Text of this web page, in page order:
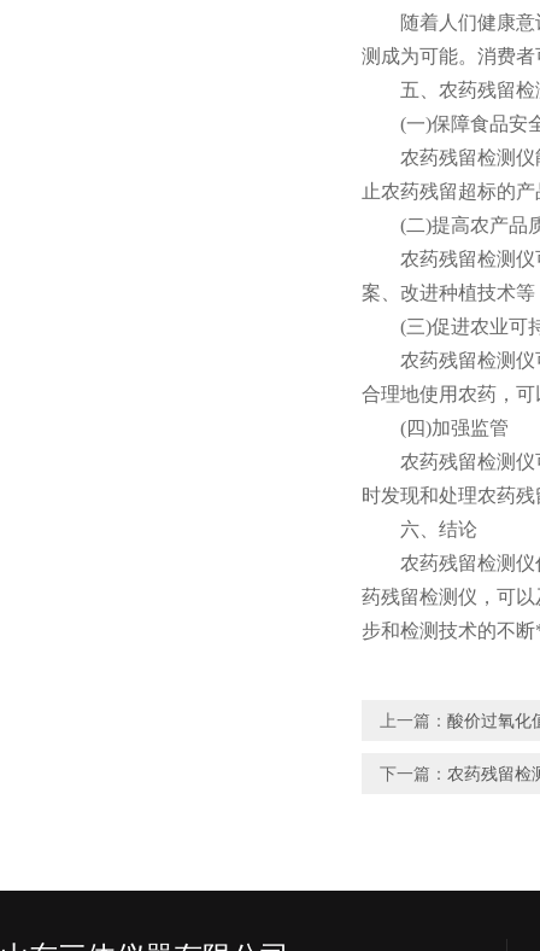
随着人们健康意识
测成为可能。消费
五、农药残留检
(一)保障食品安
农药残留检测仪能
止农药残留超标的
(二)提高农产品
农药残留检测仪可
案、改进种植技术
(三)促进农业可
农药残留检测仪可
合理地使用农药，
(四)加强监管
农药残留检测仪可
时发现和处理农药
六、结论
农药残留检测仪作
药残留检测仪，可
步和检测技术的不
上一篇： 酸价过氧化
下一篇： 农药残留检